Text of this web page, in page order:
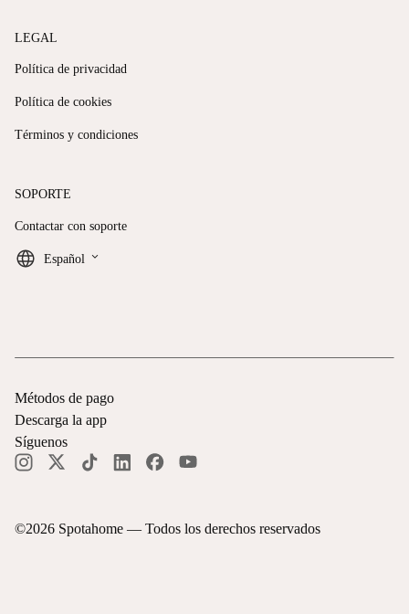
LEGAL
Política de privacidad
Política de cookies
Términos y condiciones
SOPORTE
Contactar con soporte
Español keyboard_arrow_down
©2026 Spotahome — Todos los derechos reservados
Métodos de pago
Descarga la app
Síguenos